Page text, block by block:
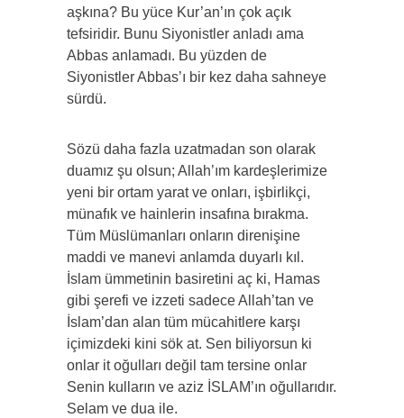
aşkına? Bu yüce Kur’an’ın çok açık
tefsiridir. Bunu Siyonistler anladı ama
Abbas anlamadı. Bu yüzden de
Siyonistler Abbas’ı bir kez daha sahneye
sürdü.
Sözü daha fazla uzatmadan son olarak
duamız şu olsun; Allah’ım kardeşlerimize
yeni bir ortam yarat ve onları, işbirlikçi,
münafık ve hainlerin insafına bırakma.
Tüm Müslümanları onların direnişine
maddi ve manevi anlamda duyarlı kıl.
İslam ümmetinin basiretini aç ki, Hamas
gibi şerefi ve izzeti sadece Allah’tan ve
İslam’dan alan tüm mücahitlere karşı
içimizdeki kini sök at. Sen biliyorsun ki
onlar it oğulları değil tam tersine onlar
Senin kulların ve aziz İSLAM’ın oğullarıdır.
Selam ve dua ile.